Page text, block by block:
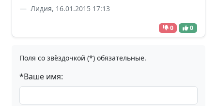
Лидия, 16.01.2015 17:13
0 0
Поля со звёздочкой (*) обязательные.
*Ваше имя: